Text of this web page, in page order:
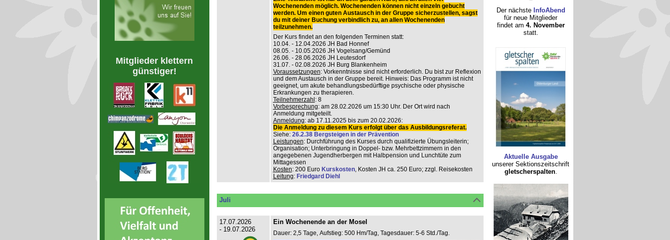
Mitglieder klettern
günstiger!
Wochenenden möglich. Wochenenden können nicht einzeln gebucht
werden. Um einen guten Austausch in der Gruppe sicherzustellen, sagst
du mit deiner Buchung verbindlich zu, an allen Wochenenden
teilzunehmen.
Der Kurs findet an den folgenden Terminen statt:
10.04. - 12.04.2026 JH Bad Honnef
08.05. - 10.05.2026 JH Vogelsang/Gemünd
26.06. - 28.06.2026 JH Leutesdorf
31.07. - 02.08.2026 JH Burg Blankenheim
Voraussetzungen: Vorkenntnisse sind nicht erforderlich. Du bist zur Reflexion
und dem Austausch in der Gruppe bereit. Hinweis: Das Programm ist nicht
geeignet, um akute behandlungsbedürftige psychische oder physische
Erkrankungen zu therapieren.
Teilnehmerzahl : 8
Vorbesprechung: am 28.02.2026 um 15:30 Uhr. Der Ort wird nach
Anmeldung mitgeteilt.
Anmeldung: ab 17.11.2025 bis zum 20.02.2026:
Die Anmeldung zu diesem Kurs erfolgt über das Ausbildungsreferat.
Siehe: 26.2.38 Bergsteigen in der Prävention
Leistungen: Durchführung des Kurses durch qualifizierte Übungsleiterin;
Organisation; Unterbringung in Doppel- bzw. Mehrbettzimmern in den
angegebenen Jugendherbergen mit Halbpension und Lunchtüte zum
Mittagessen
Kosten: 200 Euro Kurskosten, Kosten JH ca. 250 Euro; zzgl. Reisekosten
Leitung: Friedgard Diehl
Juli
17.07.2026
- 19.07.2026
Ein Wochenende an der Mosel
Dauer: 2,5 Tage, Aufstieg: 500 Hm/Tag, Tagesdauer: 5-6 Std./Tag.
Der nächste InfoAbend
für neue Mitglieder
findet am 4. November
statt.
Aktuelle Ausgabe
unserer Sektionszeitschrift
gletscherspalten.